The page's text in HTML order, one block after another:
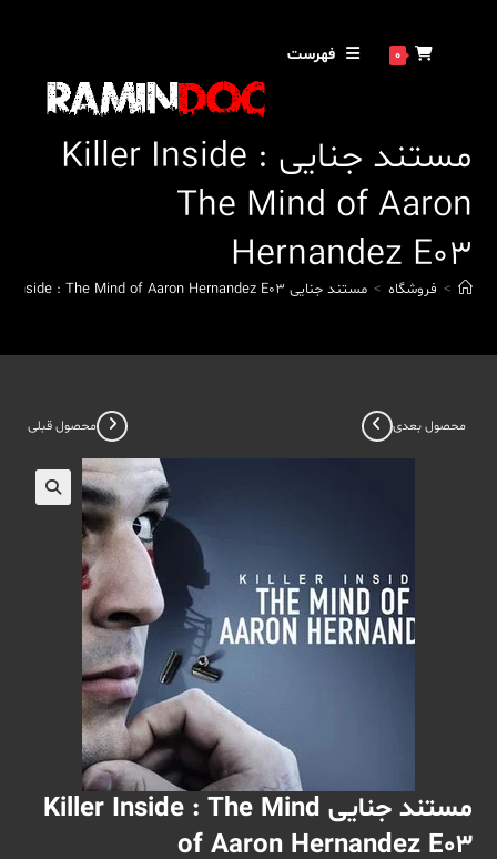
0 فهرست
مستند جنایی Killer Inside :
The Mind of Aaron
Hernandez E03
> فروشگاه > مستند جنایی Killer Inside : The Mind of Aaron Hernandez E03
محصول قبلی محصول بعدی
مستند جنایی Killer Inside : The Mind
of Aaron Hernandez E03